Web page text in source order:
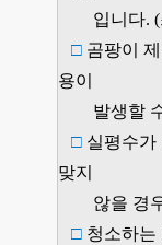
입니다.
□ 곰팡이
용이
발생할
□ 실평수가
맞지
않을 경
□ 청소하는